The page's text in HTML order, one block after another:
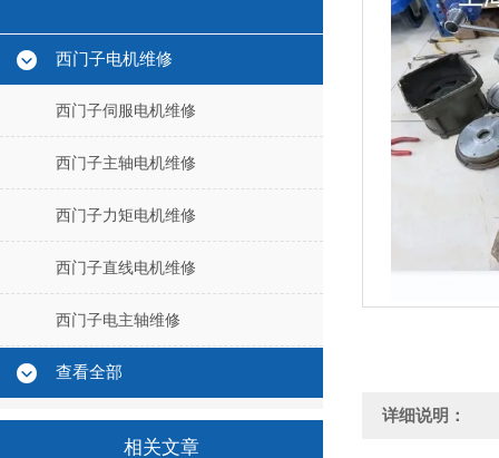
西门子电机维修
西门子伺服电机维修
西门子主轴电机维修
西门子力矩电机维修
西门子直线电机维修
西门子电主轴维修
查看全部
相关文章
详细说明：